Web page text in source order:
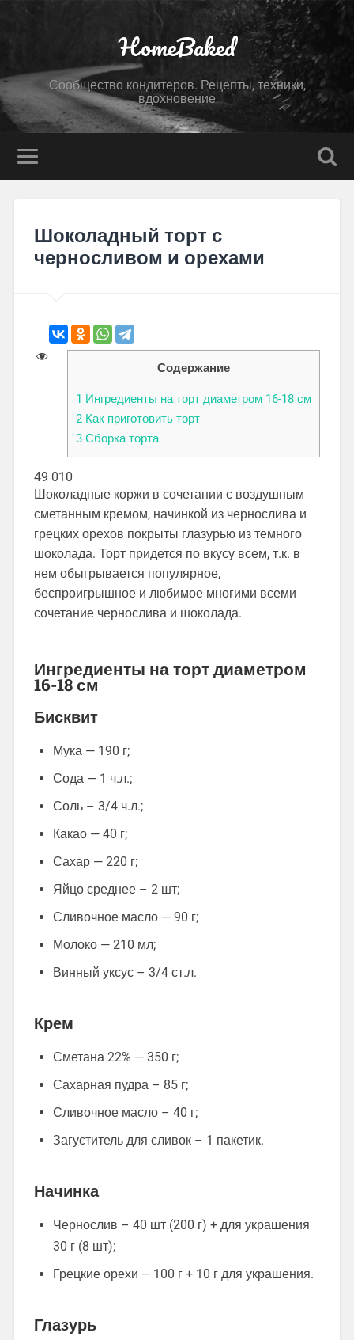
HomeBaked
Сообщество кондитеров. Рецепты, техники,
вдохновение
Шоколадный торт с
черносливом и орехами
Содержание
1 Ингредиенты на торт диаметром 16-18 см
2 Как приготовить торт
3 Сборка торта
49 010
Шоколадные коржи в сочетании с воздушным
сметанным кремом, начинкой из чернослива и
грецких орехов покрыты глазурью из темного
шоколада. Торт придется по вкусу всем, т.к. в
нем обыгрывается популярное,
беспроигрышное и любимое многими всеми
сочетание чернослива и шоколада.
Ингредиенты на торт диаметром
16-18 см
Бисквит
Мука — 190 г;
Сода — 1 ч.л.;
Соль – 3/4 ч.л.;
Какао — 40 г;
Сахар — 220 г;
Яйцо среднее – 2 шт;
Сливочное масло — 90 г;
Молоко — 210 мл;
Винный уксус – 3/4 ст.л.
Крем
Сметана 22% — 350 г;
Сахарная пудра – 85 г;
Сливочное масло – 40 г;
Загуститель для сливок – 1 пакетик.
Начинка
Чернослив – 40 шт (200 г) + для украшения
30 г (8 шт);
Грецкие орехи – 100 г + 10 г для украшения.
Глазурь